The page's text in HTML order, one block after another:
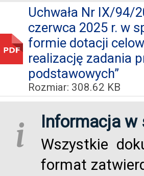
Uchwała Nr IX/94/
czerwca 2025 r. w
formie dotacji
realizację zadania
podstawowych”
Rozmiar: 308.62 KB
i Informacja w
Wszystkie
format